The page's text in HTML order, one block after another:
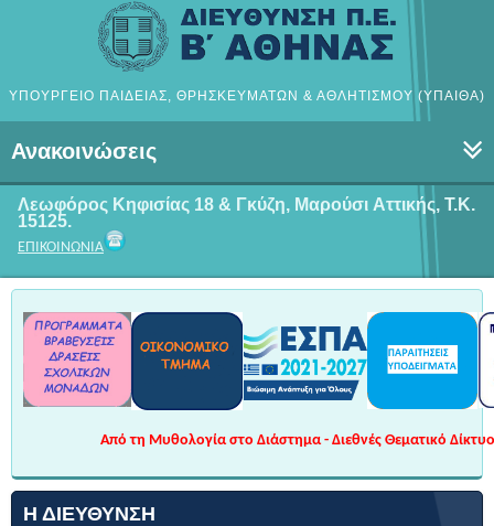
ΥΠΟΥΡΓΕΙΟ ΠΑΙΔΕΙΑΣ, ΘΡΗΣΚΕΥΜΑΤΩΝ & ΑΘΛΗΤΙΣΜΟΥ (ΥΠΑΙΘΑ)
Ανακοινώσεις
Λεωφόρος Κηφισίας 18 & Γκύζη, Μαρούσι Αττικής, Τ.Κ.
15125.
ΕΠΙΚΟΙΝΩΝΙΑ
Από τη Μυθολογία στο Διάστημα - Διεθνές Θεματικό
Η ΔΙΕΎΘΥΝΣΗ